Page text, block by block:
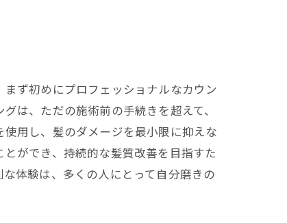
ず初めにプロフェッショナルなカウン
は、ただの施術前の手続きを超えて、
用し、髪のダメージを最小限に抑えな
ができ、持続的な髪質改善を目指すた
体験は、多くの人にとって自分磨きの